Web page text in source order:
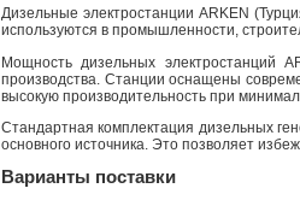
Дизельные электростанции ARKEN
используются в промышленности,
Мощность дизельных электростанций
производства. Станции оснащены
высокую производительность при
Стандартная комплектация дизельных
основного источника. Это позволяет
Варианты поставки